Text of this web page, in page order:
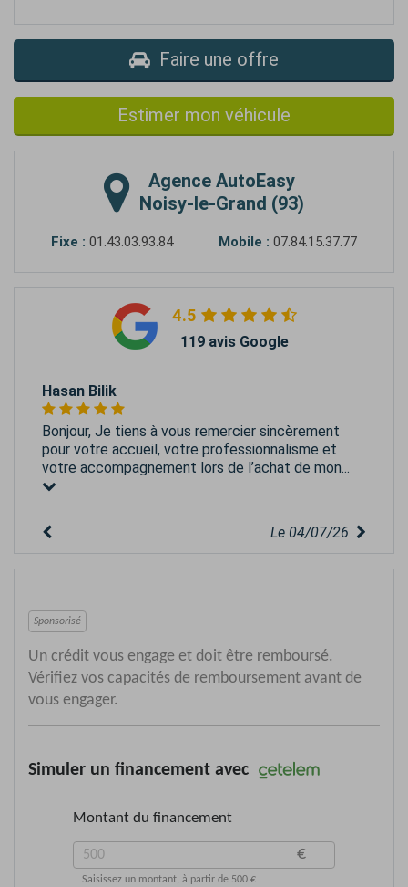
Faire une offre
Estimer mon véhicule
Agence AutoEasy
Noisy-le-Grand (93)
Fixe : 01.43.03.93.84 Mobile : 07.84.15.37.77
4.5
119 avis Google
Hasan Bilik
Bonjour, Je tiens à vous remercier sincèrement
pour votre accueil, votre professionnalisme et
votre accompagnement lors de l’achat de mon...
Le 04/07/26